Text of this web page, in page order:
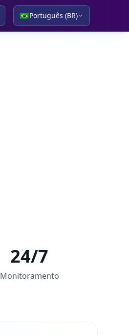
🇧🇷Português (BR)
24/7
Monitoramento